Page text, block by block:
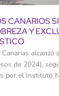
CANARIOS
Y
alcanzó
de 2024),
por el Instituto